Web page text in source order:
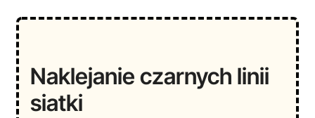
Naklejanie czarnych linii
siatki